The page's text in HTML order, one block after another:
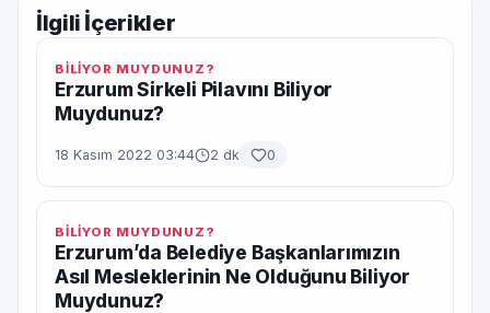
İlgili İçerikler
BİLİYOR MUYDUNUZ?
Erzurum Sirkeli Pilavını Biliyor
Muydunuz?
18 Kasım 2022 03:44 2 dk 0
BİLİYOR MUYDUNUZ?
Erzurum’da Belediye Başkanlarımızın
Asıl Mesleklerinin Ne Olduğunu Biliyor
Muydunuz?